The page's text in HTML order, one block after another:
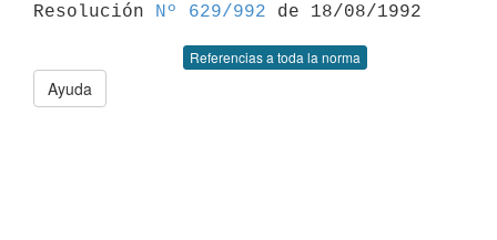
Resolución
Nº 629/992
Referencias a toda la norma
Ayuda